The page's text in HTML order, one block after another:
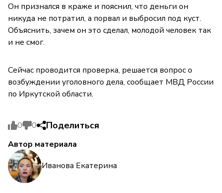
Он признался в краже и пояснил, что деньги он
никуда не потратил, а порвал и выбросил под куст.
Объяснить, зачем он это сделал, молодой человек так
и не смог.
Сейчас проводится проверка, решается вопрос о
возбуждении уголовного дела, сообщает МВД России
по Иркутской области.
0 0 Поделиться
Автор материала
Иванова Екатерина